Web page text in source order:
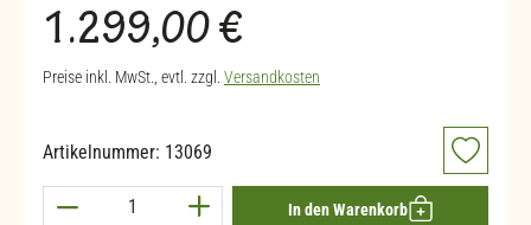
Regulärer Preis:
1.299,00 €
Preise inkl. MwSt., evtl. zzgl. Versandkosten
Artikelnummer: 13069
Produkt Anzahl: Gib den gewünschten Wert
In den Warenkorb